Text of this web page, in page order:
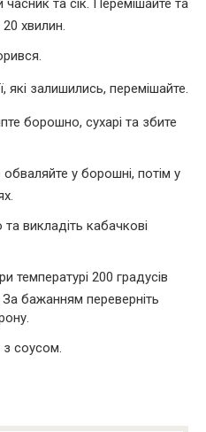
та сік. Перемішайте та
хвилин.
які залишились, перемішайте.
борошно, сухарі та збите
у борошні, потім у
викладіть кабачкові
температурі 200 градусів
бажанням переверніть
соусом.